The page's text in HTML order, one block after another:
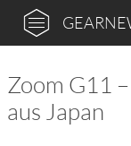
Zoom G11
aus Japan